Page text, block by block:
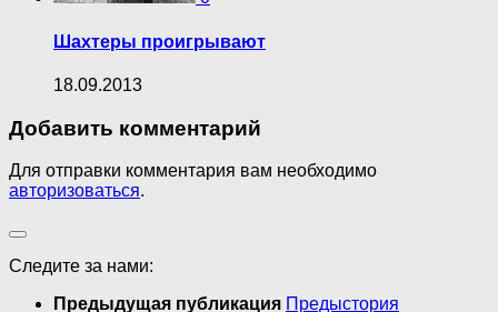
Шахтеры проигрывают
18.09.2013
Добавить комментарий
Для отправки комментария вам необходимо
авторизоваться.
Следите за нами:
Предыдущая публикация Предыстория